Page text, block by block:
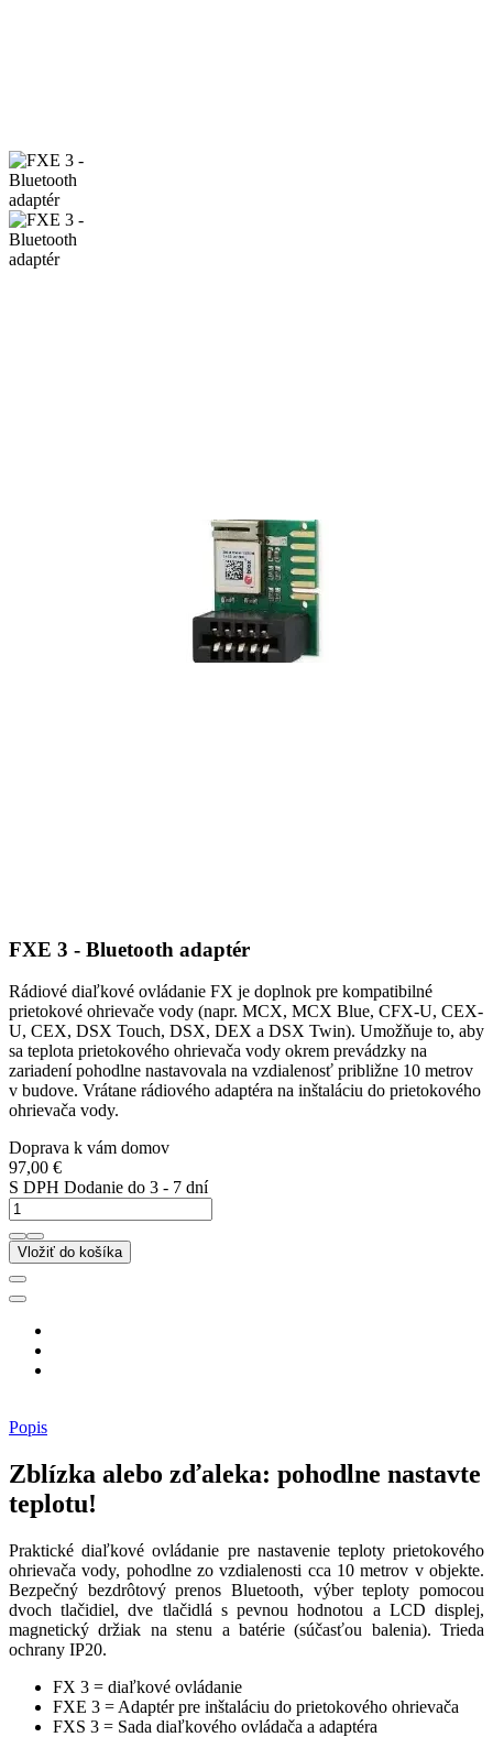
FXE 3 - Bluetooth adaptér
Rádiové diaľkové ovládanie FX je doplnok pre kompatibilné
prietokové ohrievače vody (napr. MCX, MCX Blue, CFX-U, CEX-
U, CEX, DSX Touch, DSX, DEX a DSX Twin). Umožňuje to, aby
sa teplota prietokového ohrievača vody okrem prevádzky na
zariadení pohodlne nastavovala na vzdialenosť približne 10 metrov
v budove. Vrátane rádiového adaptéra na inštaláciu do prietokového
ohrievača vody.
Doprava k vám domov
97,00 €
S DPH Dodanie do 3 - 7 dní
Vložiť do košíka
Popis
Zblízka alebo zďaleka: pohodlne nastavte
teplotu!
Praktické diaľkové ovládanie pre nastavenie teploty prietokového
ohrievača vody, pohodlne zo vzdialenosti cca 10 metrov v objekte.
Bezpečný bezdrôtový prenos Bluetooth, výber teploty pomocou
dvoch tlačidiel, dve tlačidlá s pevnou hodnotou a LCD displej,
magnetický držiak na stenu a batérie (súčasťou balenia). Trieda
ochrany IP20.
FX 3 = diaľkové ovládanie
FXE 3 = Adaptér pre inštaláciu do prietokového ohrievača
FXS 3 = Sada diaľkového ovládača a adaptéra